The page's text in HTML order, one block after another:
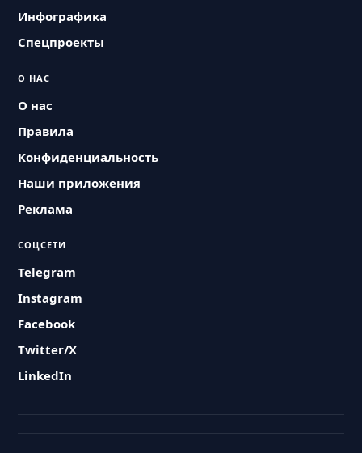
Инфографика
Спецпроекты
О НАС
О нас
Правила
Конфиденциальность
Наши приложения
Реклама
СОЦСЕТИ
Telegram
Instagram
Facebook
Twitter/X
LinkedIn